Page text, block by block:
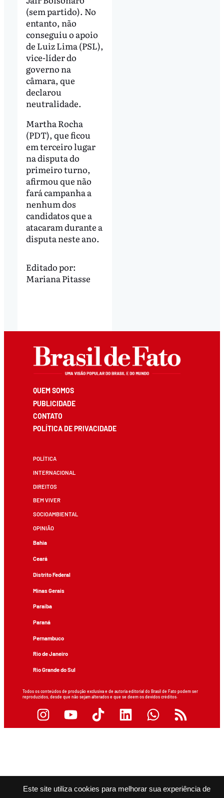
Este site utiliza cookies para melhorar sua experiência de
(sem partido). No
entanto, não
conseguiu o apoio
de Luiz Lima (PSL),
vice-líder do
governo na
câmara, que
declarou
neutralidade.
Martha Rocha
(PDT), que ficou
em terceiro lugar
na disputa do
primeiro turno,
afirmou que não
fará campanha a
nenhum dos
candidatos que a
atacaram durante a
disputa neste ano.
Editado por:
Mariana Pitasse
QUEM SOMOS
PUBLICIDADE
CONTATO
POLÍTICA DE PRIVACIDADE
POLÍTICA
INTERNACIONAL
DIREITOS
BEM VIVER
SOCIOAMBIENTAL
OPINIÃO
Bahia
Ceará
Distrito Federal
Minas Gerais
Paraíba
Paraná
Pernambuco
Rio de Janeiro
Rio Grande do Sul
Todos os conteúdos de produção exclusiva e de autoria editorial do Brasil de Fato podem ser
reproduzidos, desde que não sejam alterados e que se deem os devidos créditos.